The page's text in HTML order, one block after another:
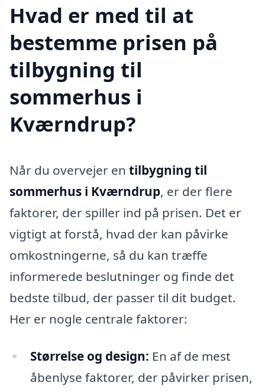
Hvad er med til at
bestemme prisen på
tilbygning til
sommerhus i
Kværndrup?
Når du overvejer en tilbygning til
sommerhus i Kværndrup, er der flere
faktorer, der spiller ind på prisen. Det er
vigtigt at forstå, hvad der kan påvirke
omkostningerne, så du kan træffe
informerede beslutninger og finde det
bedste tilbud, der passer til dit budget.
Her er nogle centrale faktorer:
Størrelse og design: En af de mest
åbenlyse faktorer, der påvirker prisen,